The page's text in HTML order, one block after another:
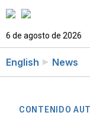
6 de agosto de 2026
English News
CONTENIDO